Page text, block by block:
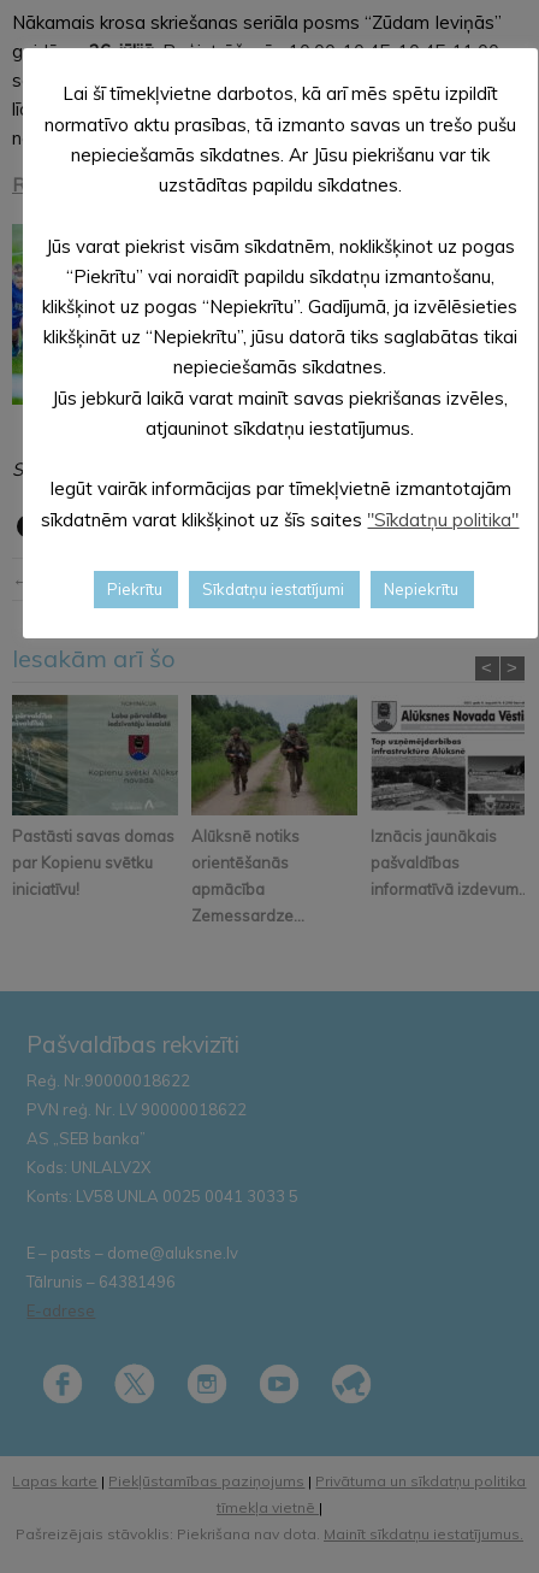
Nākamais krosa skriešanas seriāla posms “Zūdam Ieviņās”
gaidāms26. jūlijā.Reģistrēšanās 10.00-10.45, 10.45-11.00
sacensību atklāšana un starta vingrošana dalībniekiem un
līdzjutējiem, starts pulksten 11.00 Oļega Ivanova
nekustamajā īpašumā “Ieviņas”.
REZULTĀTI
Sigita Mūrniece
← Iepriekšējā ziņa Nākošā ziņa →
Iesakām arī šo
Pastāsti savas domas
par Kopienu svētku
iniciatīvu!
Alūksnē notiks
orientēšanās
apmācība
Zemessardze...
Iznācis jaunākais
pašvaldības
informatīvā izdevum...
< >
Pašvaldības rekvizīti
Reģ. Nr.90000018622
PVN reģ. Nr. LV 90000018622
AS „SEB banka”
Kods: UNLALV2X
Konts: LV58 UNLA 0025 0041 3033 5
E – pasts – dome@aluksne.lv
Tālrunis – 64381496
E-adrese
Lapas karte | Piekļūstamības paziņojums | Privātuma un sīkdatņu politika
tīmekļa vietnē |
Pašreizējais stāvoklis: Piekrišana nav dota. Mainīt sīkdatņu iestatījumus.
Lai šī tīmekļvietne darbotos, kā arī mēs spētu izpildīt
normatīvo aktu prasības, tā izmanto savas un trešo pušu
nepieciešamās sīkdatnes. Ar Jūsu piekrišanu var tik
uzstādītas papildu sīkdatnes.
Jūs varat piekrist visām sīkdatnēm, noklikšķinot uz pogas
“Piekrītu” vai noraidīt papildu sīkdatņu izmantošanu,
klikšķinot uz pogas “Nepiekrītu”. Gadījumā, ja izvēlēsieties
klikšķināt uz “Nepiekrītu”, jūsu datorā tiks saglabātas tikai
nepieciešamās sīkdatnes.
Jūs jebkurā laikā varat mainīt savas piekrišanas izvēles,
atjauninot sīkdatņu iestatījumus.
Iegūt vairāk informācijas par tīmekļvietnē izmantotajām
sīkdatnēm varat klikšķinot uz šīs saites "Sīkdatņu politika"
Piekrītu Sīkdatņu iestatījumi Nepiekrītu